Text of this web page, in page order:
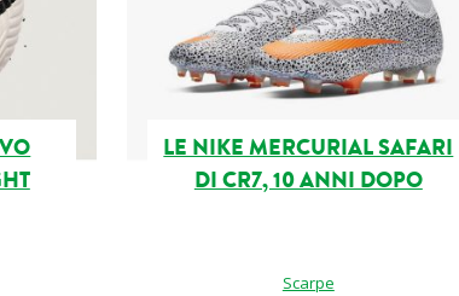
LE NIKE MERCURIAL SAFARI
DI CR7, 10 ANNI DOPO
Scarpe